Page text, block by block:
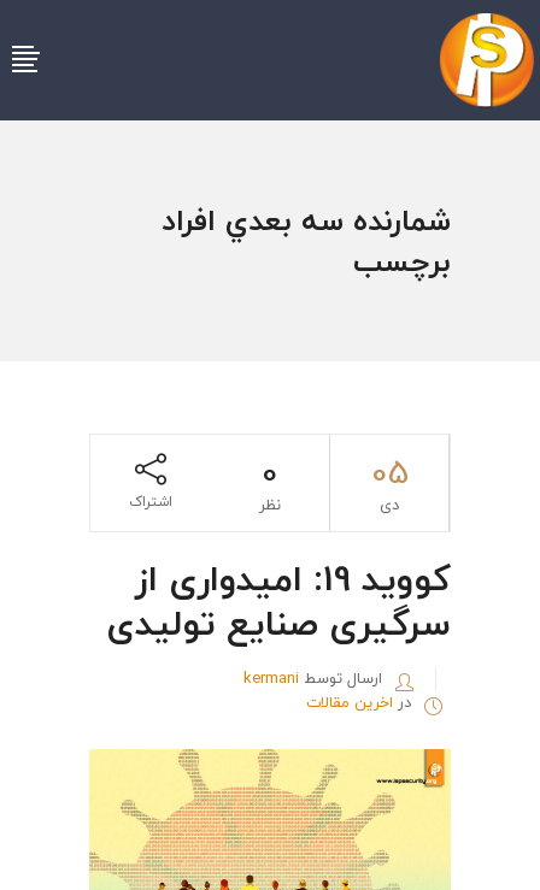
شمارنده سه بعدي افراد
برچسب
05
دی
0
نظر اشتراک
کووید 19: امیدواری از
سرگیری صنایع تولیدی
ارسال توسط kermani
در اخرین مقالات